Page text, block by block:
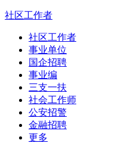
社区工作者
社区工作者
事业单位
国企招聘
事业编
三支一扶
社会工作师
公安招警
金融招聘
更多